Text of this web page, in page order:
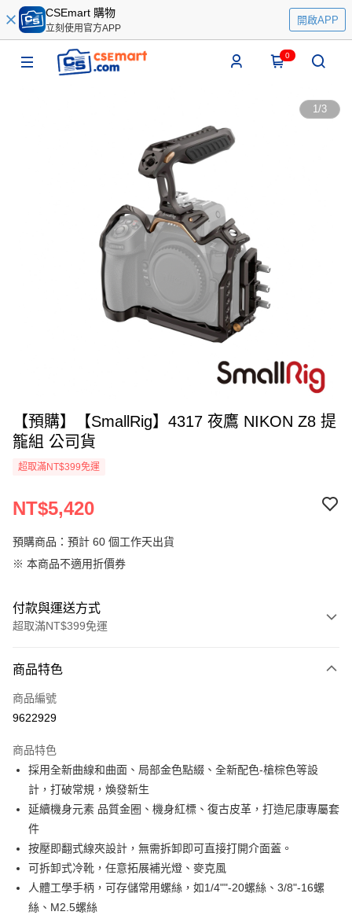
CSEmart 購物
立刻使用官方APP
開啟APP
0
1/3
【預購】【SmallRig】4317 夜鷹 NIKON Z8 提
籠組 公司貨
超取滿NT$399免運
NT$5,420
預購商品：預計 60 個工作天出貨
※ 本商品不適用折價券
付款與運送方式
超取滿NT$399免運
信用卡一次付款
信用卡分期付款
合作金庫商業銀行
華南商業銀行
彰化商業銀行
上海商業儲蓄銀行
國泰世華商業銀行
兆豐國際商業銀行
臺灣中小企業銀行
匯豐（台灣）商業銀行
華泰商業銀行
聯邦商業銀行
遠東國際商業銀行
元大商業銀行
永豐商業銀行
玉山商業銀行
星展（台灣）商業銀行
台新國際商業銀行
6 期 0 利率 每期
華南商業銀行
上海商業儲蓄銀行
台北富邦商業銀行
國泰世華商業銀行
臺灣中小企業銀行
台中商業銀行
匯豐（台灣）商業銀行
華泰商業銀行
聯邦商業銀行
遠東國際商業銀行
元大商業銀行
永豐商業銀行
玉山商業銀行
12 期 0 利率 每期NT$451 21家銀行
合作金庫商業銀行
第一商業銀行
上海商業儲蓄銀行
國泰世華商業銀行
兆豐國際商業銀行
臺灣中小企業銀行
台中商業銀行
匯豐（台灣）商業銀行
華泰商業銀行
聯邦商業銀行
超商取貨付款
LINE Pay
Apple Pay
街口支付
商品特色
商品編號
9622929
商品特色
採用全新曲線和曲面、局部金色點綴、全新配色-槍棕色等設
計，打破常規，煥發新生
延續機身元素 品質金圈、機身紅標、復古皮革，打造尼康專屬套
件
按壓即翻式線夾設計，無需拆卸即可直接打開介面蓋。
可拆卸式冷靴，任意拓展補光燈、麥克風
人體工學手柄，可存儲常用螺絲，如1/4""-20螺絲、3/8"-16螺
絲、M2.5螺絲